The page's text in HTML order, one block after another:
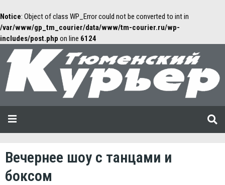
Notice: Object of class WP_Error could not be converted to int in
/var/www/gp_tm_courier/data/www/tm-courier.ru/wp-
includes/post.php on line 6124
Вечернее шоу с танцами и
боксом